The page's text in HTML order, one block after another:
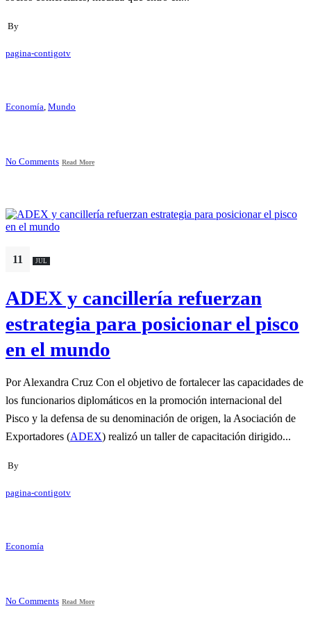
By
pagina-contigotv
Economía, Mundo
No Comments Read More
11 JUL
ADEX y cancillería refuerzan
estrategia para posicionar el pisco
en el mundo
Por Alexandra Cruz Con el objetivo de fortalecer las capacidades de
los funcionarios diplomáticos en la promoción internacional del
Pisco y la defensa de su denominación de origen, la Asociación de
Exportadores (ADEX) realizó un taller de capacitación dirigido...
By
pagina-contigotv
Economía
No Comments Read More